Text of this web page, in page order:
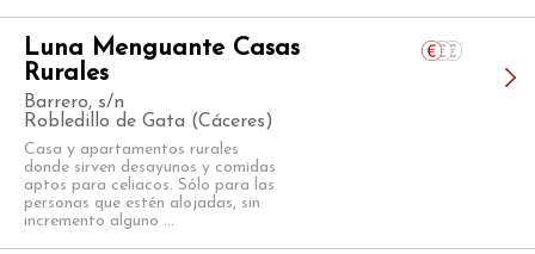
Luna Menguante Casas
Rurales
Barrero, s/n
Robledillo de Gata (Cáceres)
Casa y apartamentos rurales
donde sirven desayunos y comidas
aptos para celiacos. Sólo para las
personas que estén alojadas, sin
incremento alguno ...